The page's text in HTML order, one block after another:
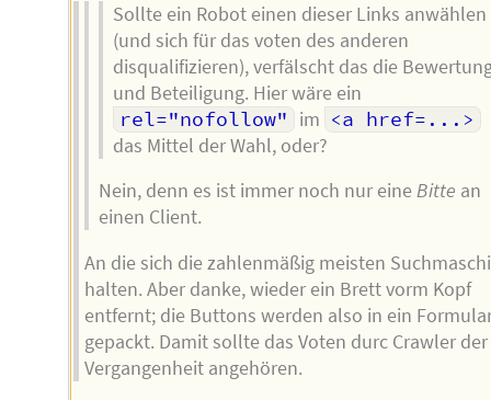
Sollte ein Robot einen dieser Links anwählen
(und sich für das voten des anderen
disqualifizieren), verfälscht das die
und Beteiligung. Hier wäre ein
rel="nofollow" im <a href=...>
das Mittel der Wahl, oder?
Nein, denn es ist immer noch nur eineBitte an
einen Client.
An die sich die zahlenmäßig meisten
halten. Aber danke, wieder ein Brett vorm Kopf
entfernt; die Buttons werden also in ein
gepackt. Damit sollte das Voten durc Crawler der
Vergangenheit angehören.